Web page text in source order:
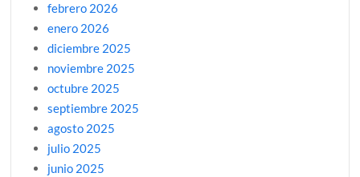
febrero 2026
enero 2026
diciembre 2025
noviembre 2025
octubre 2025
septiembre 2025
agosto 2025
julio 2025
junio 2025